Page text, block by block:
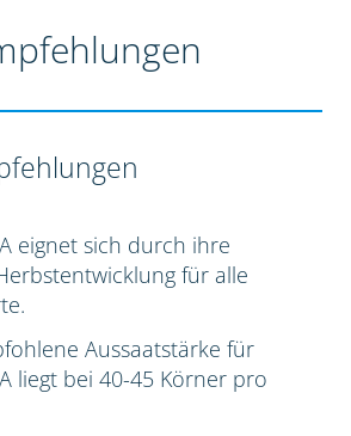
eignet sich durch ihre
für alle
Aussaatstärke für
liegt bei 40-45 Körner pro